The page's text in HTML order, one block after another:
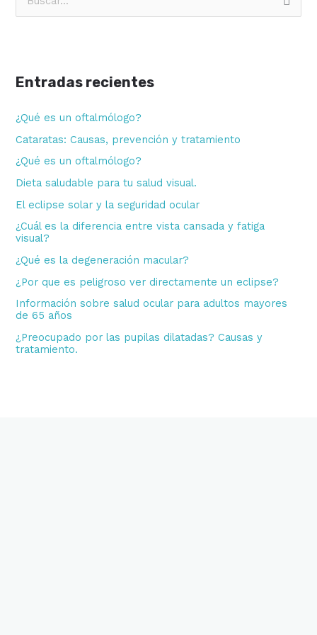
a
p
o
r
:
Entradas recientes
¿Qué es un oftalmólogo?
Cataratas: Causas, prevención y tratamiento
¿Qué es un oftalmólogo?
Dieta saludable para tu salud visual.
El eclipse solar y la seguridad ocular
¿Cuál es la diferencia entre vista cansada y fatiga
visual?
¿Qué es la degeneración macular?
¿Por que es peligroso ver directamente un eclipse?
Información sobre salud ocular para adultos mayores
de 65 años
¿Preocupado por las pupilas dilatadas? Causas y
tratamiento.